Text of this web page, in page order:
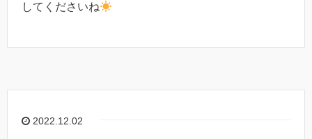
してくださいね
2022.12.02